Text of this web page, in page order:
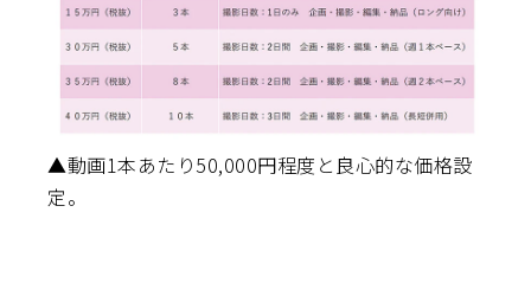
▲動画1本あたり50,000円程度と良心的な価格設
定。